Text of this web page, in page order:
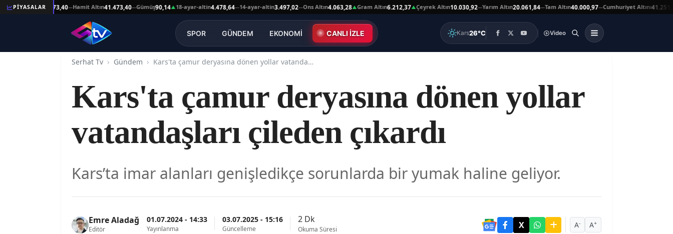
PİYASALAR
Altın41.473,40 —Hamit Altın41.473,40—Gümüş90,14▲18-ayar-altin4.478,64—14-ayar-altin3.497,02—Ons Altın4.063,28▲Gram Altın6.212,37▲Çeyrek Altın10.030,92—Yarım Altın20.061,84—Tam Altın40.000,97—Cumhuriyet Altını41.251,00▼
SPOR GÜNDEM EKONOMİ CANLI İZLE Kars26°C Video
Serhat Tv Gündem Kars'ta çamur deryasına dönen yollar vatandaşları çileden çıkardı
Kars'ta çamur deryasına dönen yollar
vatandaşları çileden çıkardı
Kars’ta imar alanları genişledikçe sorunlarda bir yumak haline geliyor.
Emre Aladağ
Editör
01.07.2024 - 14:33
Yayınlanma
03.07.2025 - 15:16
Güncelleme
2 Dk
Okuma Süresi A- A+